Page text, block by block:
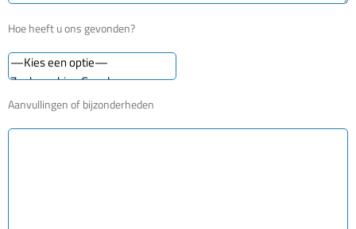
Hoe heeft u ons gevonden?
Aanvullingen of bijzonderheden